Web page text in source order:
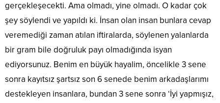
gerçekleşecekti. Ama olmadı, yine olmadı. O kadar çok
şey söylendi ve yapıldı ki. İnsan olan insan bunlara cevap
veremediği zaman atılan iftiralarda, söylenen yalanlarda
bir gram bile doğruluk payı olmadığında isyan
ediyorsunuz. Benim en büyük hayalim, öncelikle 3 sene
sonra kayıtsız şartsız son 6 senede benim arkadaşlarımı
destekleyen insanlara, bundan 3 sene sonra ‘İyi yapmışız,